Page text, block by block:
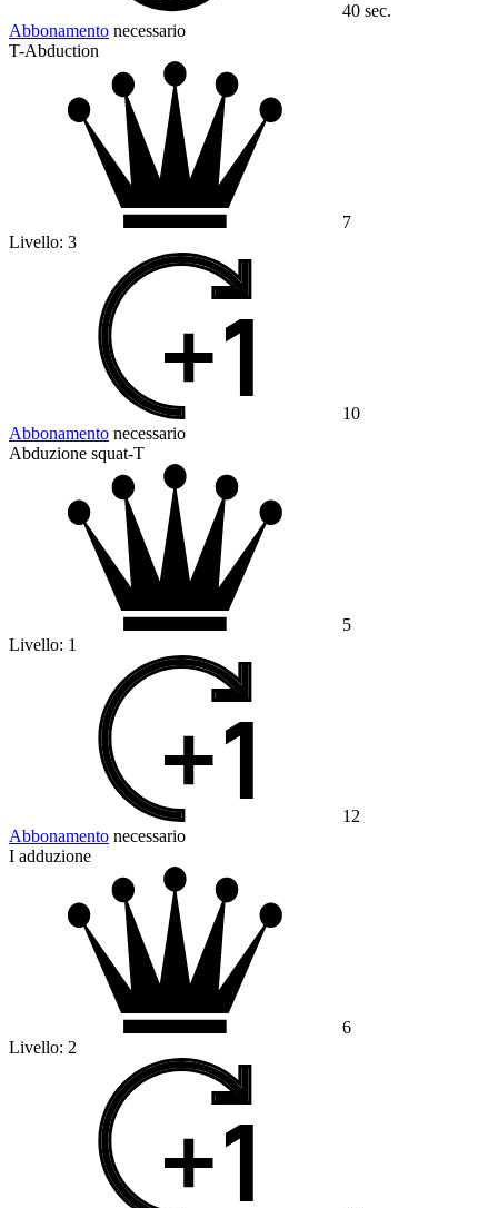
40 sec.
Abbonamento necessario
T-Abduction
7
Livello: 3
10
Abbonamento necessario
Abduzione squat-T
5
Livello: 1
12
Abbonamento necessario
I adduzione
6
Livello: 2